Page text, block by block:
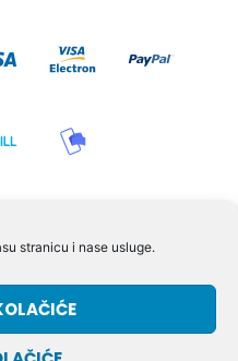
stranicu i nase usluge.
Kolding Danska